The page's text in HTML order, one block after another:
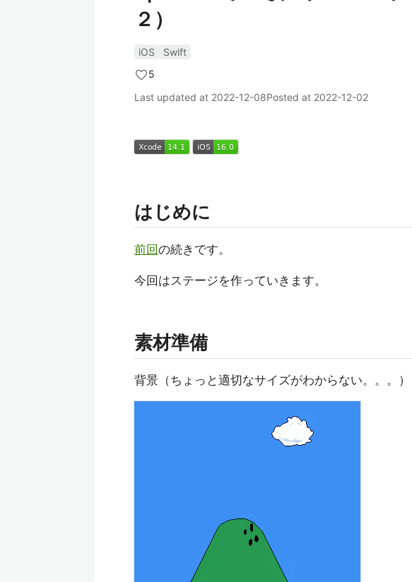
２）
iOS
Swift
5
Last updated at 2022-12-08Posted at 2022-12-02
はじめに
前回の続きです。
今回はステージを作っていきます。
素材準備
背景（ちょっと適切なサイズがわからない。。。）